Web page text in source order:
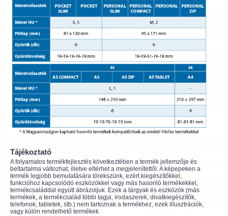
Tájékoztató
A folyamatos termékfejlesztés következtében a termék jellemzője és
beltartalma változhat, illetve eltérhet a megjelenítettől. A képepeken a
termék legjobb bemutatására törekszünk, ezért kiegészítőkkel,
funkcióhoz kapcsolódó eszközökkel vagy más hasonló termékekkel,
termékcsaláddal együtt ábrázoljuk. Ezek a tárgyak és eszközök (más
termékek, a termékcsalád többi tagja, irodaszerek, divatkiegészítők,
telefonok, tabletek, stb.) nem tartoznak a termékhez, ezek illusztrációk,
vagy külön rendelhető termékek.